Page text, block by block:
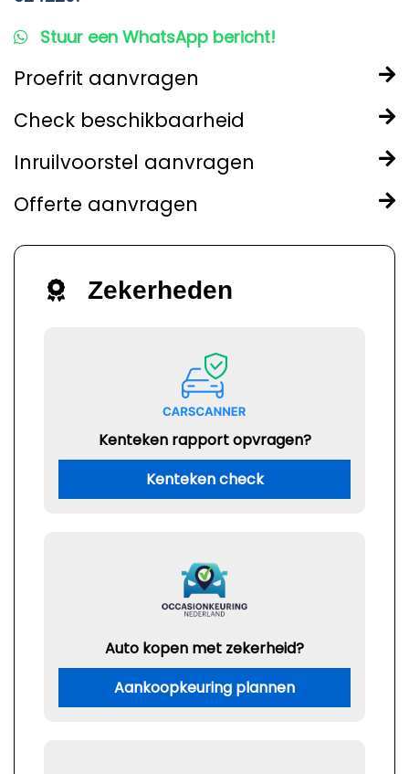
Stuur een WhatsApp bericht!
Proefrit aanvragen
Check beschikbaarheid
Inruilvoorstel aanvragen
Offerte aanvragen
Zekerheden
Kenteken rapport opvragen?
Kenteken check
Auto kopen met zekerheid?
Aankoopkeuring plannen